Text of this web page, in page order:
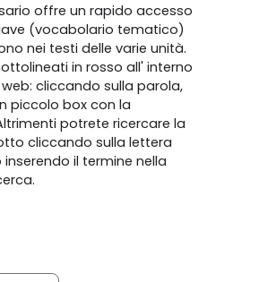
offre un rapido accesso
(vocabolario tematico)
nei testi delle varie unità.
in rosso all' interno
cliccando sulla parola,
piccolo box con la
potrete ricercare la
cliccando sulla lettera
inserendo il termine nella